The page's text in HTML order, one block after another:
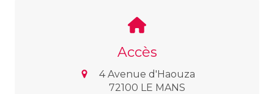
Accès
4 Avenue d'Haouza
72100 LE MANS